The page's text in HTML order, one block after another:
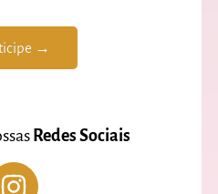
→
Redes Sociais